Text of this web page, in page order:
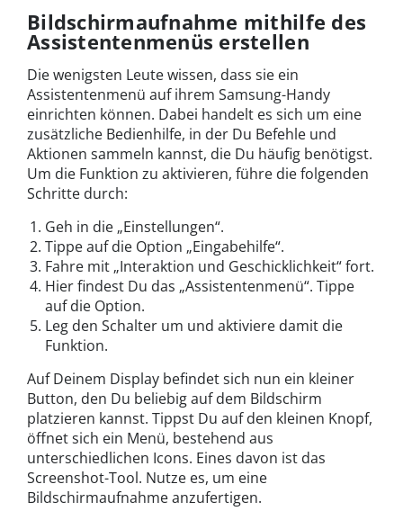
Bildschirmaufnahme mithilfe des
Assistentenmenüs erstellen
Die wenigsten Leute wissen, dass sie ein
Assistentenmenü auf ihrem Samsung-Handy
einrichten können. Dabei handelt es sich um eine
zusätzliche Bedienhilfe, in der Du Befehle und
Aktionen sammeln kannst, die Du häufig benötigst.
Um die Funktion zu aktivieren, führe die folgenden
Schritte durch:
Geh in die „Einstellungen“.
Tippe auf die Option „Eingabehilfe“.
Fahre mit „Interaktion und Geschicklichkeit“ fort.
Hier findest Du das „Assistentenmenü“. Tippe
auf die Option.
Leg den Schalter um und aktiviere damit die
Funktion.
Auf Deinem Display befindet sich nun ein kleiner
Button, den Du beliebig auf dem Bildschirm
platzieren kannst. Tippst Du auf den kleinen Knopf,
öffnet sich ein Menü, bestehend aus
unterschiedlichen Icons. Eines davon ist das
Screenshot-Tool. Nutze es, um eine
Bildschirmaufnahme anzufertigen.